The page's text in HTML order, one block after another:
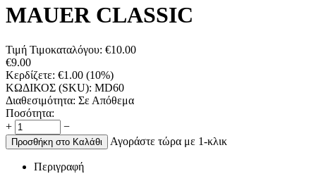
MAUER CLASSIC
Τιμή Τιμοκαταλόγου: €10.00
€9.00
Κερδίζετε: €1.00 (10%)
ΚΩΔΙΚΟΣ (SKU): MD60
Διαθεσιμότητα: Σε Απόθεμα
Ποσότητα:
+
−
Προσθήκη στο Καλάθι Αγοράστε τώρα με 1-κλικ
Περιγραφή